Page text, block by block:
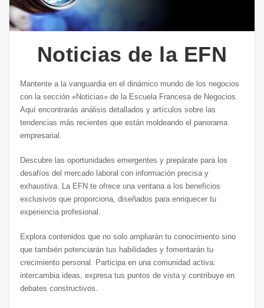
Noticias de la EFN
Mantente a la vanguardia en el dinámico mundo de los negocios
con la sección «Noticias» de la Escuela Francesa de Negocios.
Aquí encontrarás análisis detallados y artículos sobre las
tendencias más recientes que están moldeando el panorama
empresarial.
Descubre las oportunidades emergentes y prepárate para los
desafíos del mercado laboral con información precisa y
exhaustiva. La EFN te ofrece una ventana a los beneficios
exclusivos que proporciona, diseñados para enriquecer tu
experiencia profesional.
Explora contenidos que no solo ampliarán tu conocimiento sino
que también potenciarán tus habilidades y fomentarán tu
crecimiento personal. Participa en una comunidad activa:
intercambia ideas, expresa tus puntos de vista y contribuye en
debates constructivos.